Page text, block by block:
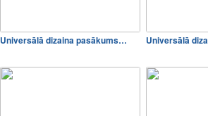
Universālā dizaina pasākums… Universālā